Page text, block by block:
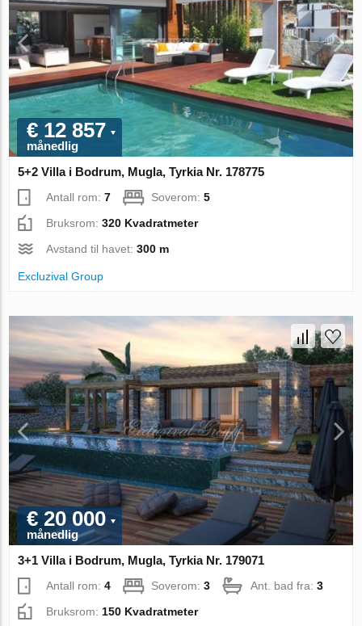
€ 12 857
månedlig
5+2 Villa i Bodrum, Mugla, Tyrkia Nr. 178775
Antall rom:7 Soverom:5
Bruksrom:320 Kvadratmeter
Avstand til havet:300 m
Excluzival Group
€ 20 000
månedlig
3+1 Villa i Bodrum, Mugla, Tyrkia Nr. 179071
Antall rom:4 Soverom:3 Ant. bad fra:3
Bruksrom: 150 Kvadratmeter